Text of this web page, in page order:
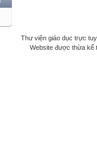
Thư viện giáo dục trực
Website được thừa kế